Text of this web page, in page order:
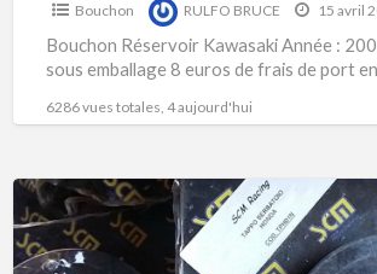
Bouchon RULFO BRUCE 15 avril
Bouchon Réservoir Kawasaki Année :
sous emballage 8 euros de frais de port
6286 vues totales, 4 aujourd'hui
2
Bouchons
Réservoir